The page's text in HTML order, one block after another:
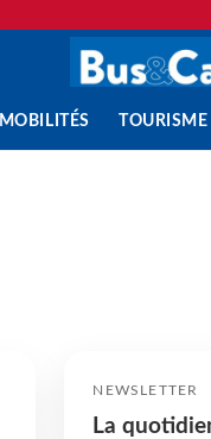
MOBILITÉS
NEWSLETTER
La